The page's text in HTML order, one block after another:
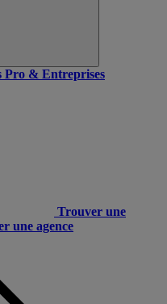
Pro & Entreprises
Trouver une
une agence